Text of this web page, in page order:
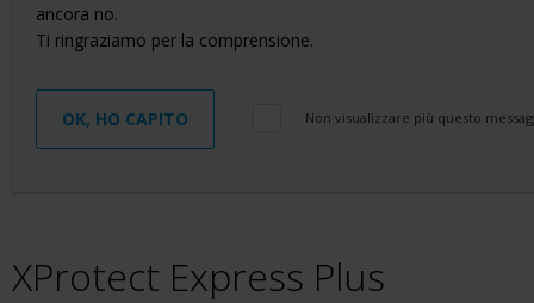
ancora no.
Ti ringraziamo per la comprensione.
OK, HO CAPITO Non visualizzare più questo
XProtect Express Plus